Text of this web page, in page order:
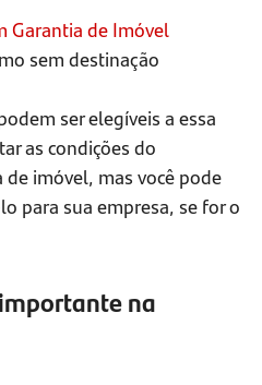
Garantia de Imóvel
sem destinação
ser elegíveis a essa
as condições do
imóvel, mas você pode
para sua empresa, se for o
na